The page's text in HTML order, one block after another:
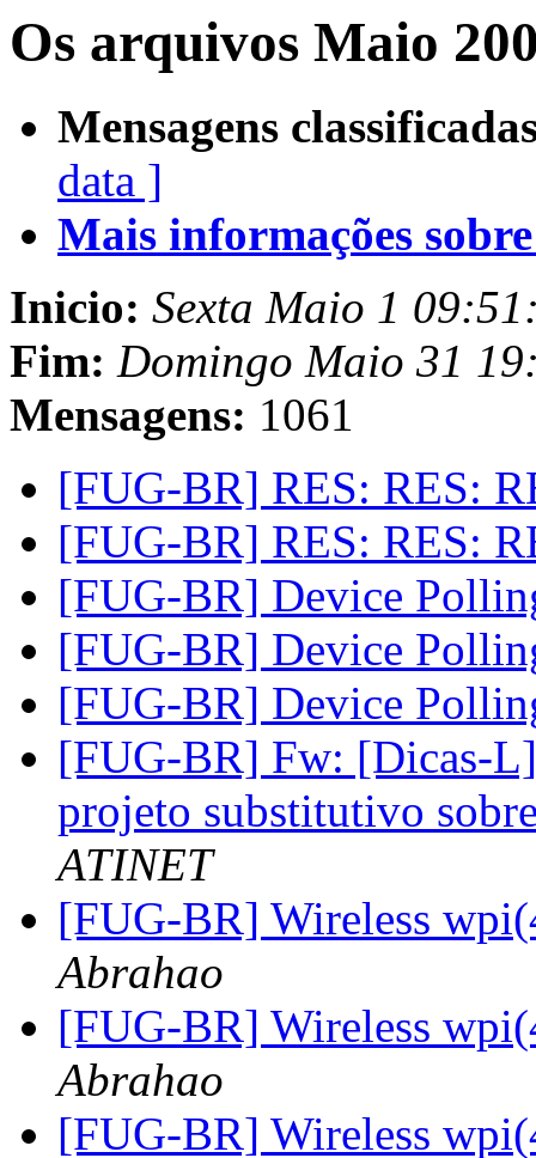
Os arquivos Maio
Mensagens
data ]
Mais informações
Inicio: Sexta Maio 1
Fim: Domingo Maio 31
Mensagens: 1061
[FUG-BR] RES: RES:
[FUG-BR] RES: RES:
[FUG-BR] Device
[FUG-BR] Device
[FUG-BR] Device
[FUG-BR] Fw: [Dicas-
projeto substitutivo
ATINET
[FUG-BR] Wireless
Abrahao
[FUG-BR] Wireless
Abrahao
[FUG-BR] Wireless